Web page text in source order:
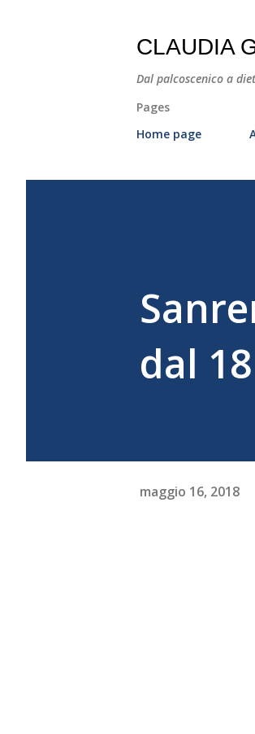
CLAUDIA
Dal palcoscenico a
Pages
Home page
dal
maggio 16, 2018